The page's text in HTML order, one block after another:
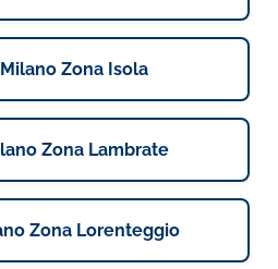
Zona Isola
Zona Lambrate
Zona Lorenteggio